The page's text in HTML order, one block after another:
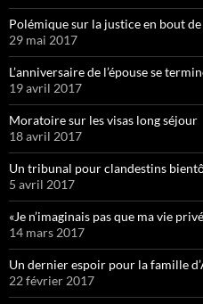
Polémique sur la justice en bout
29 mai 2017
L’anniversaire de l’épouse se
19 avril 2017
Moratoire sur les visas long séjour
18 avril 2017
Un tribunal pour clandestins
5 avril 2017
«Je n’imaginais pas que ma vie
14 mars 2017
Un dernier espoir pour la famille
22 février 2017